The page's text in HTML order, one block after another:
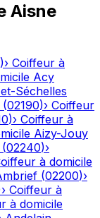
Aisne
)› Coiffeur à
Acy
Séchelles
(02190)› Coiffeur
)› Coiffeur à
Aizy-Jouy
(02240)›
à domicile
(02200)›
› Coiffeur à
à domicile